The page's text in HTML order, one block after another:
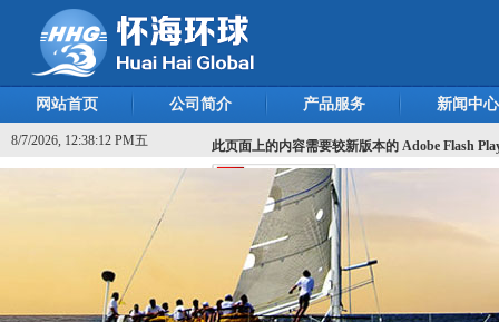
网站首页 公司简介 产品服务 新闻中心
8/7/2026, 12:38:12 PM五 此页面上的内容需要较新版本的 Adobe Flash